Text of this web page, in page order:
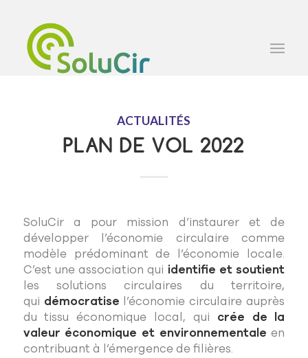
ACTUALITÉS
PLAN DE VOL 2022
SoluCir a pour mission d’instaurer et de
développer l’économie circulaire comme
modèle prédominant de l’économie locale.
C’est une association qui identifie et soutient
les solutions circulaires du territoire,
qui démocratise l’économie circulaire auprès
du tissu économique local, qui crée de la
valeur économique et environnementale en
contribuant à l’émergence de filières.